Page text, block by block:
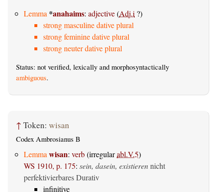
Lemma *anahaims: adjective(Adj.i ?)
strong masculine dative plural
strong feminine dative plural
strong neuter dative plural
Status: not verified, lexically and morphosyntactically
ambiguous.
↑ Token: wisan
Codex Ambrosianus B
Lemma wisan: verb(irregularabl.V.5)
WS 1910, p. 175: sein, dasein, existierennicht
perfektivierbares Durativ
infinitive